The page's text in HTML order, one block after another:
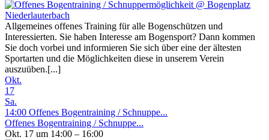
Allgemeines offenes Training für alle Bogenschützen und
Interessierten. Sie haben Interesse am Bogensport? Dann kommen
Sie doch vorbei und informieren Sie sich über eine der ältesten
Sportarten und die Möglichkeiten diese in unserem Verein
auszuüben.[...]
Okt.
17
Sa.
14:00 Offenes Bogentraining / Schnuppe...
Offenes Bogentraining / Schnuppe...
Okt. 17 um 14:00 – 16:00